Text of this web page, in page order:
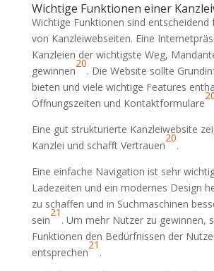
Wichtige Funktionen einer
Wichtige Funktionen sind entscheidend
von Kanzleiwebseiten. Eine
Kanzleien der wichtigste Weg,
gewinnen
20
. Die Website sollte
bieten und viele wichtige Features
Öffnungszeiten und Kontaktformulare
Eine gut strukturierte Kanzleiwebsite
Kanzlei und schafft Vertrauen
20
.
Eine einfache Navigation ist sehr
Ladezeiten und ein modernes Design
zu schaffen und in Suchmaschinen
sein
21
. Um mehr Nutzer zu gewinnen,
Funktionen den Bedürfnissen der
entsprechen
21
.